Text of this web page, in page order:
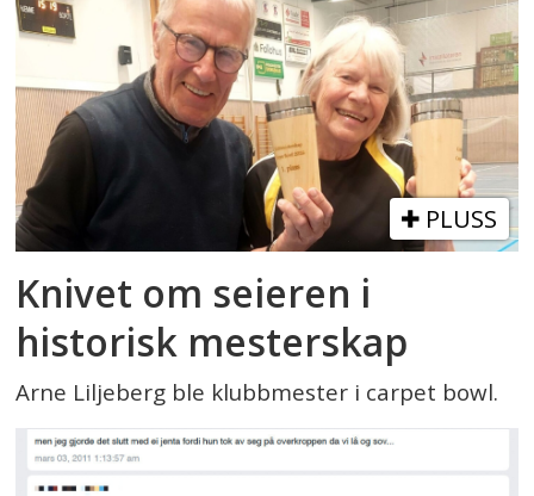
PLUSS
Knivet om seieren i
historisk mesterskap
Arne Liljeberg ble klubbmester i carpet bowl.